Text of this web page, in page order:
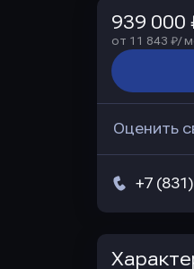
939 000
от 11 843 ₽/
Оценить
+7